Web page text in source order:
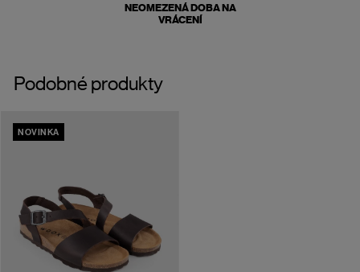
NEOMEZENÁ DOBA NA
VRÁCENÍ
Podobné produkty
NOVINKA